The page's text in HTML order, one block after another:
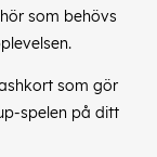
som behövs
som gör
spelen på ditt